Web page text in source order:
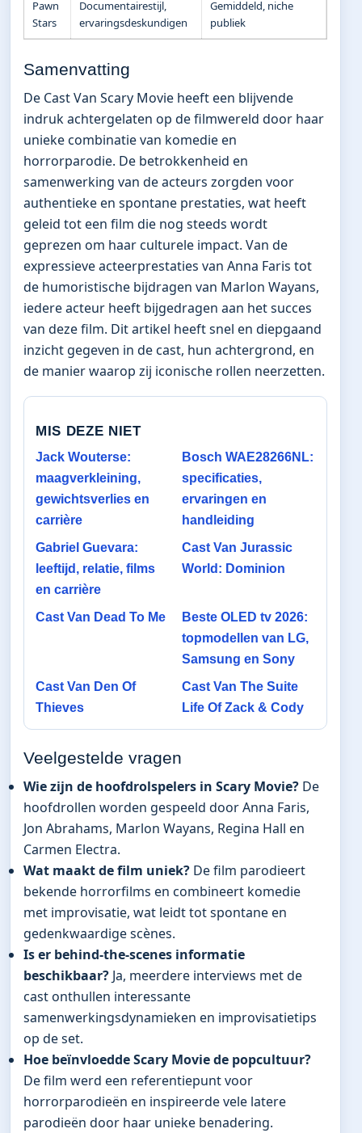
Pawn
Stars
Documentairestijl,
ervaringsdeskundigen
Gemiddeld, niche
publiek
Samenvatting
De Cast Van Scary Movie heeft een blijvende
indruk achtergelaten op de filmwereld door haar
unieke combinatie van komedie en
horrorparodie. De betrokkenheid en
samenwerking van de acteurs zorgden voor
authentieke en spontane prestaties, wat heeft
geleid tot een film die nog steeds wordt
geprezen om haar culturele impact. Van de
expressieve acteerprestaties van Anna Faris tot
de humoristische bijdragen van Marlon Wayans,
iedere acteur heeft bijgedragen aan het succes
van deze film. Dit artikel heeft snel en diepgaand
inzicht gegeven in de cast, hun achtergrond, en
de manier waarop zij iconische rollen neerzetten.
MIS DEZE NIET
Jack Wouterse:
maagverkleining,
gewichtsverlies en
carrière
Bosch WAE28266NL:
specificaties,
ervaringen en
handleiding
Gabriel Guevara:
leeftijd, relatie, films
en carrière
Cast Van Jurassic
World: Dominion
Cast Van Dead To Me
Beste OLED tv 2026:
topmodellen van LG,
Samsung en Sony
Cast Van Den Of
Thieves
Cast Van The Suite
Life Of Zack & Cody
Veelgestelde vragen
Wie zijn de hoofdrolspelers in Scary Movie? De
hoofdrollen worden gespeeld door Anna Faris,
Jon Abrahams, Marlon Wayans, Regina Hall en
Carmen Electra.
Wat maakt de film uniek? De film parodieert
bekende horrorfilms en combineert komedie
met improvisatie, wat leidt tot spontane en
gedenkwaardige scènes.
Is er behind-the-scenes informatie
beschikbaar? Ja, meerdere interviews met de
cast onthullen interessante
samenwerkingsdynamieken en improvisatietips
op de set.
Hoe beïnvloedde Scary Movie de popcultuur?
De film werd een referentiepunt voor
horrorparodieën en inspireerde vele latere
parodieën door haar unieke benadering.